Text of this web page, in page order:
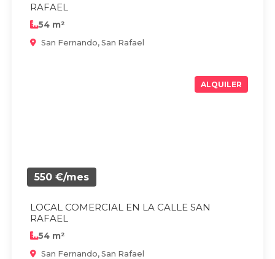
RAFAEL
54 m²
San Fernando, San Rafael
ALQUILER
550 €/mes
LOCAL COMERCIAL EN LA CALLE SAN
RAFAEL
54 m²
San Fernando, San Rafael